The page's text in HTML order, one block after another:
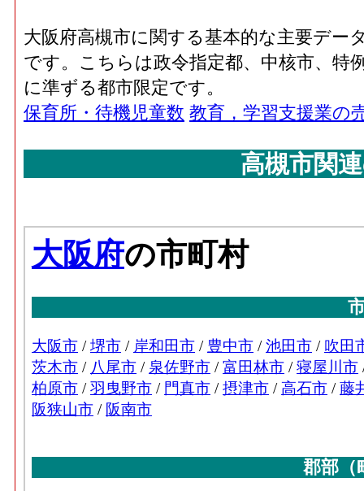
大阪府高槻市に関する基本的な主要デ
です。こちらは政令指定都、中核市、特
に準ずる都市限定です。
保育所・待機児童数 教育，学習支援業の
高槻市関